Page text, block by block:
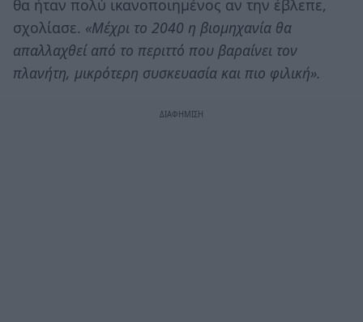
θα ήταν πολύ ικανοποιημένος αν την έβλεπε,
σχολίασε. «Μέχρι το 2040 η βιομηχανία θα
απαλλαχθεί από το περιττό που βαραίνει τον
πλανήτη, μικρότερη συσκευασία και πιο φιλική».